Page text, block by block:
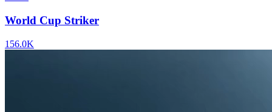
World Cup Striker
156.0K